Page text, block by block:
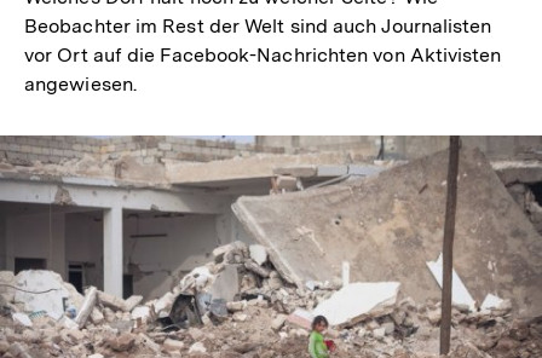
Beobachter im Rest der Welt sind auch Journalisten
vor Ort auf die Facebook-Nachrichten von Aktivisten
angewiesen.